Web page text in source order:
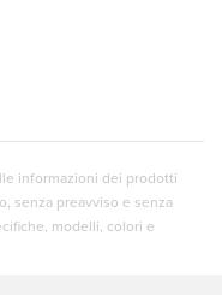
informazioni dei prodotti
senza preavviso e senza
modelli, colori e